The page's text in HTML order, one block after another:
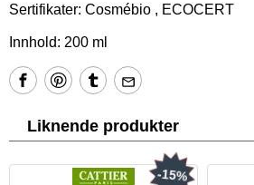
Sertifikater: Cosmébio , ECOCERT
Innhold: 200 ml
Liknende produkter
-15%